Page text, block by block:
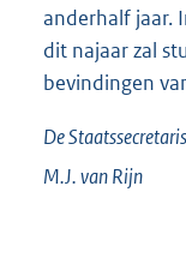
anderhalf jaar.
dit najaar zal
bevindingen
De
M.J. vanRijn